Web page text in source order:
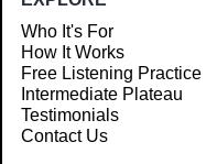
Who It's For
How It Works
Free Listening Practice
Intermediate Plateau
Testimonials
Contact Us